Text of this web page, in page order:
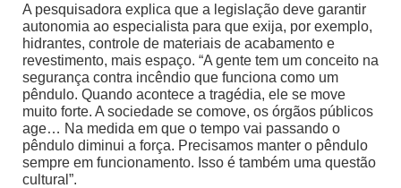
A pesquisadora explica que a legislação deve garantir
autonomia ao especialista para que exija, por exemplo,
hidrantes, controle de materiais de acabamento e
revestimento, mais espaço. “A gente tem um conceito na
segurança contra incêndio que funciona como um
pêndulo. Quando acontece a tragédia, ele se move
muito forte. A sociedade se comove, os órgãos públicos
age… Na medida em que o tempo vai passando o
pêndulo diminui a força. Precisamos manter o pêndulo
sempre em funcionamento. Isso é também uma questão
cultural”.